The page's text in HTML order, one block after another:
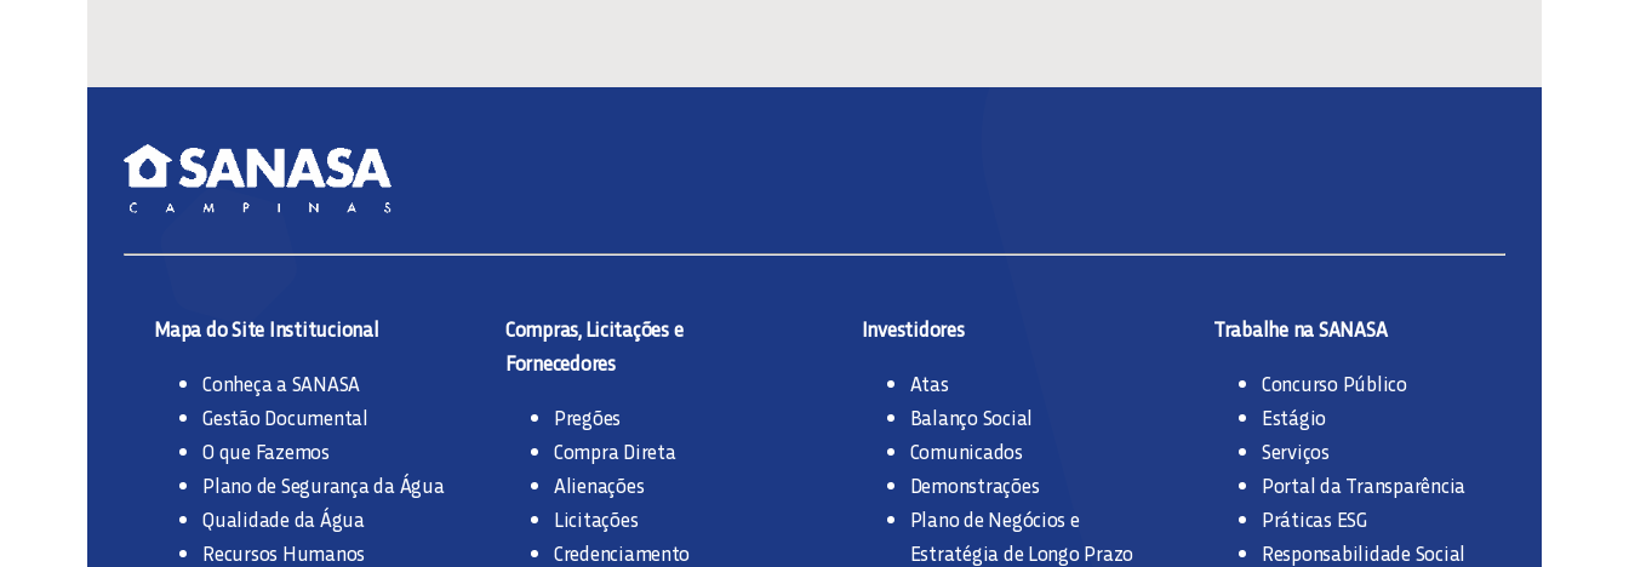
Mapa do Site Institucional
Conheça a SANASA
Gestão Documental
O que Fazemos
Plano de Segurança da Água
Qualidade da Água
Recursos Humanos
Compras, Licitações e
Fornecedores
Pregões
Compra Direta
Alienações
Licitações
Credenciamento
Investidores
Atas
Balanço Social
Comunicados
Demonstrações
Plano de Negócios e
Estratégia de Longo Prazo
Trabalhe na SANASA
Concurso Público
Estágio
Serviços
Portal da Transparência
Práticas ESG
Responsabilidade Social